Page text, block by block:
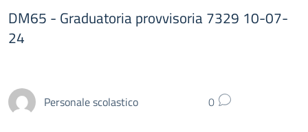
DM65 - Graduatoria provvisoria 7329 10-07-
24
Personale scolastico 0